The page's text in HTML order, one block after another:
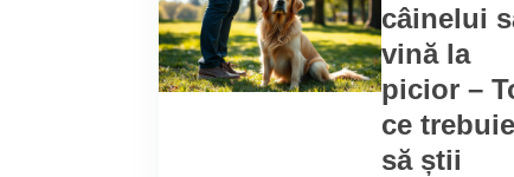
câinelui
vină la
picior –
ce trebuie
să știi